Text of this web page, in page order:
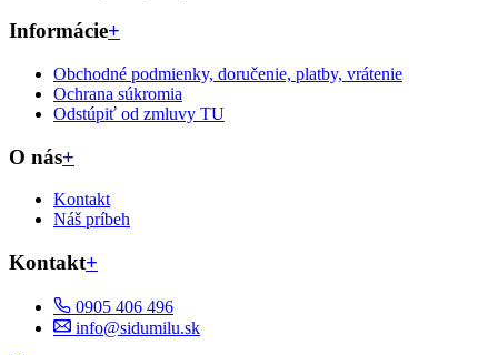
Informácie+
Obchodné podmienky, doručenie, platby, vrátenie
Ochrana súkromia
Odstúpiť od zmluvy TU
O nás+
Kontakt
Náš príbeh
Kontakt+
0905 406 496
info@sidumilu.sk